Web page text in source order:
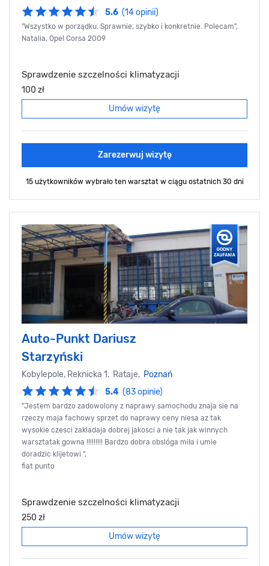
5.6 (14 opinii)
"Wszystko w porządku. Sprawnie, szybko i konkretnie. Polecam",
Natalia, Opel Corsa 2009
Sprawdzenie szczelności klimatyzacji
100 zł
Umów wizytę
Zarezerwuj wizytę
15 użytkowników wybrało ten warsztat w ciągu ostatnich 30 dni
Auto-Punkt Dariusz
Starzyński
Kobylepole, Reknicka 1, Rataje, Poznań
5.4 (83 opinie)
"Jestem bardzo zadowolony z naprawy samochodu znaja sie na
rzeczy maja fachowy sprzet do naprawy ceny niesa az tak
wysokie czesci zakladaja dobrej jakosci a nie tak jak winnych
warsztatak gowna !!!!!!!!! Bardzo dobra obslóga miła i umie
doradzic klijetowi ",
fiat punto
Sprawdzenie szczelności klimatyzacji
250 zł
Umów wizytę